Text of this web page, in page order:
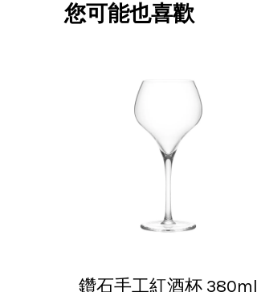
您可能也喜歡
鑽石手工紅酒杯 380ml